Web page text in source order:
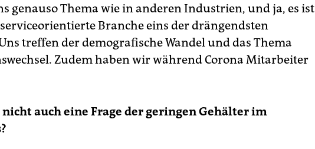
genauso Thema wie in anderen Industrien, und ja, es ist
Branche eins der drängendsten
treffen der demografische Wandel und das Thema
Zudem haben wir während Corona Mitarbeiter
nicht auch eine Frage der geringen Gehälter im